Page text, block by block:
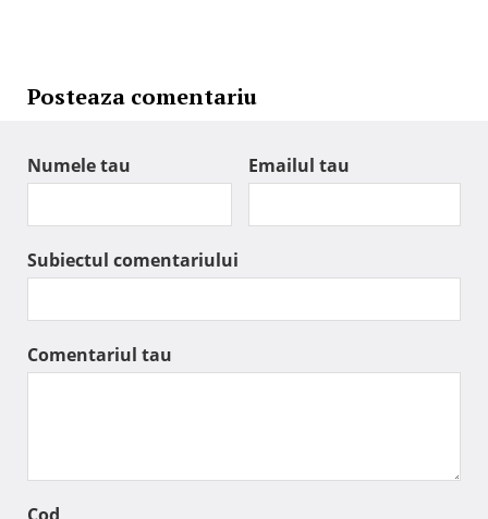
Posteaza comentariu
Numele tau Emailul tau
Subiectul comentariului
Comentariul tau